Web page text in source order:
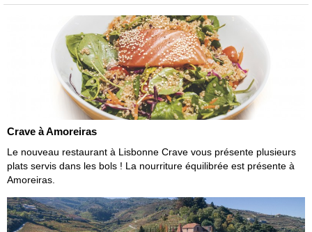
Crave à Amoreiras
Le nouveau restaurant à Lisbonne Crave vous présente plusieurs
plats servis dans les bols ! La nourriture équilibrée est présente à
Amoreiras.